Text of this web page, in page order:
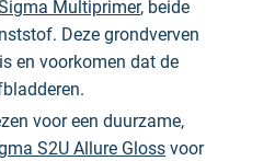
Multiprimer, beide
Deze grondverven
en voorkomen dat de
voor een duurzame,
S2U Allure Gloss voor